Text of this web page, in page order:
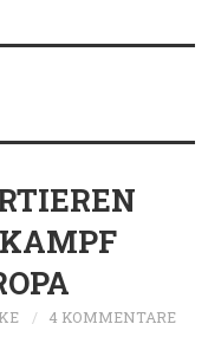
4 KOMMENTARE